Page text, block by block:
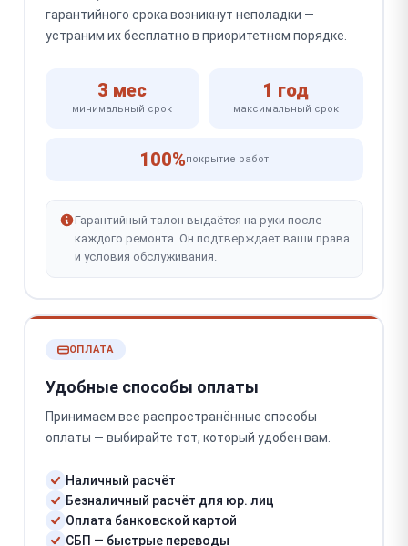
гарантийного срока возникнут неполадки —
устраним их бесплатно в приоритетном порядке.
3 мес
минимальный срок
1 год
максимальный срок
100%покрытие работ
Гарантийный талон выдаётся на руки после
каждого ремонта. Он подтверждает ваши права
и условия обслуживания.
ОПЛАТА
Удобные способы оплаты
Принимаем все распространённые способы
оплаты — выбирайте тот, который удобен вам.
Наличный расчёт
Безналичный расчёт для юр. лиц
Оплата банковской картой
СБП — быстрые переводы